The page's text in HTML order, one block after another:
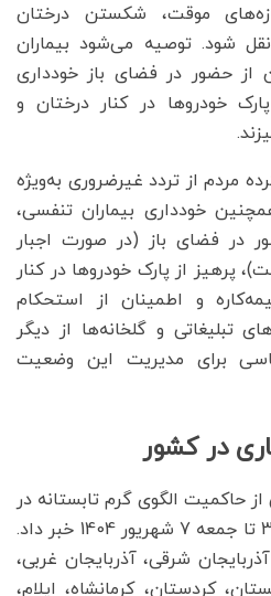
موقت، شکستن درختان
شود. توصیه می‌شود بیماران
از حضور در فضای باز خودداری
خودروها در کنار درختان و
مردم از تردد غیرضروری به‌ویژه
خودداری بیماران تنفسی،
در فضای باز (در صورت اجبار
پرهیز از پارک خودروها در کنار
و اطمینان از استحکام
تبلیغاتی و گلخانه‌ها از دیگر
برای مدیریت این وضعیت
در کشور
حاکمیت الگوی گرم تابستانه در
لایه‌های مختلف جو از امروز 3 تا جمعه 7 شهریور 1404 خبر داد.
شرقی، آذربایجان غربی،
کردستان، کرمانشاه، ایلام،